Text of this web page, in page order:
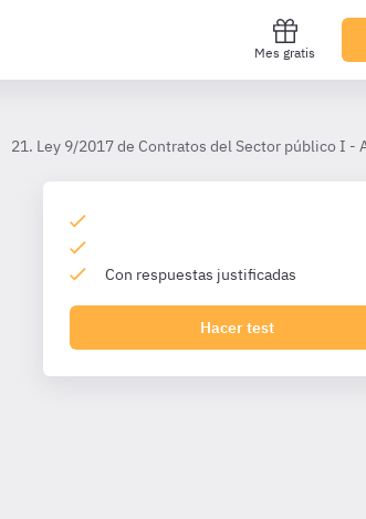
Mes gratis
21. Ley 9/2017 de Contratos del Sector público I -
Con respuestas justificadas
Hacer test